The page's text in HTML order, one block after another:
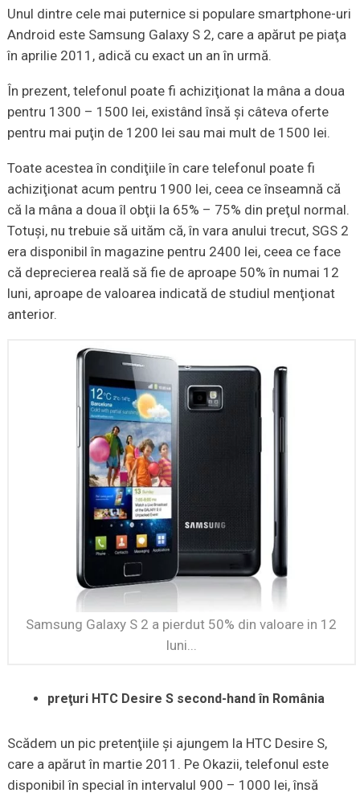
Unul dintre cele mai puternice si populare smartphone-uri
Android este Samsung Galaxy S 2, care a apărut pe piaţa
în aprilie 2011, adică cu exact un an în urmă.
În prezent, telefonul poate fi achiziţionat la mâna a doua
pentru 1300 – 1500 lei, existând însă şi câteva oferte
pentru mai puţin de 1200 lei sau mai mult de 1500 lei.
Toate acestea în condiţiile în care telefonul poate fi
achiziţionat acum pentru 1900 lei, ceea ce înseamnă că
că la mâna a doua îl obţii la 65% – 75% din preţul normal.
Totuşi, nu trebuie să uităm că, în vara anului trecut, SGS 2
era disponibil în magazine pentru 2400 lei, ceea ce face
că deprecierea reală să fie de aproape 50% în numai 12
luni, aproape de valoarea indicată de studiul menţionat
anterior.
Samsung Galaxy S 2 a pierdut 50% din valoare in 12
luni...
preţuri HTC Desire S second-hand în România
Scădem un pic pretenţiile şi ajungem la HTC Desire S,
care a apărut în martie 2011. Pe Okazii, telefonul este
disponibil în special în intervalul 900 – 1000 lei, însă